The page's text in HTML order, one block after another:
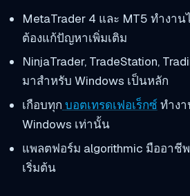
MetaTrader 4 และ MT5 ทำงา
ต้องแก้ปัญหาเพิ่มเติม
NinjaTrader, TradeStation,
มาสำหรับ Windows เป็นหลัก
เกือบทุก บอตเทรดเฟอเร็กซ์ ทำง
Windows เท่านั้น
แพลตฟอร์ม algorithmic มืออาชี
เริ่มต้น